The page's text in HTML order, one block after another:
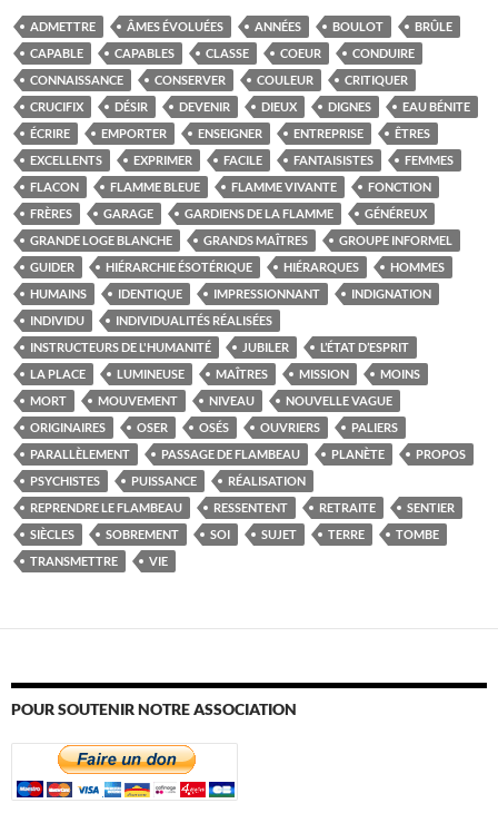
ADMETTRE ÂMES ÉVOLUÉES ANNÉES BOULOT
BRÛLE
CAPABLE
CAPABLES CLASSE COEUR
CONDUIRE
CONNAISSANCE
CONSERVER COULEUR
CRITIQUER
CRUCIFIX
DÉSIR DEVENIR DIEUX DIGNES
EAU BÉNITE
ÉCRIRE
EMPORTER ENSEIGNER ENTREPRISE
ÊTRES
EXCELLENTS
EXPRIMER FACILE FANTAISISTES
FEMMES
FLACON
FLAMME BLEUE FLAMME VIVANTE
FONCTION
FRÈRES
GARAGE GARDIENS DE LA FLAMME
GÉNÉREUX
GRANDE LOGE BLANCHE
GRANDS MAÎTRES
GROUPE INFORMEL
GUIDER
HIÉRARCHIE ÉSOTÉRIQUE HIÉRARQUES
HOMMES
HUMAINS
IDENTIQUE IMPRESSIONNANT
INDIGNATION
INDIVIDU
INDIVIDUALITÉS RÉALISÉES
INSTRUCTEURS DE L'HUMANITÉ
JUBILER
L’ÉTAT D’ESPRIT
LA PLACE
LUMINEUSE MAÎTRES MISSION
MOINS
MORT
MOUVEMENT NIVEAU
NOUVELLE VAGUE
ORIGINAIRES
OSER OSÉS OUVRIERS
PALIERS
PARALLÈLEMENT
PASSAGE DE FLAMBEAU PLANÈTE
PROPOS
PSYCHISTES
PUISSANCE
RÉALISATION
REPRENDRE LE FLAMBEAU
RESSENTENT RETRAITE
SENTIER
SIÈCLES
SOBREMENT SOI SUJET TERRE
TOMBE
TRANSMETTRE
VIE
POUR SOUTENIR NOTRE ASSOCIATION